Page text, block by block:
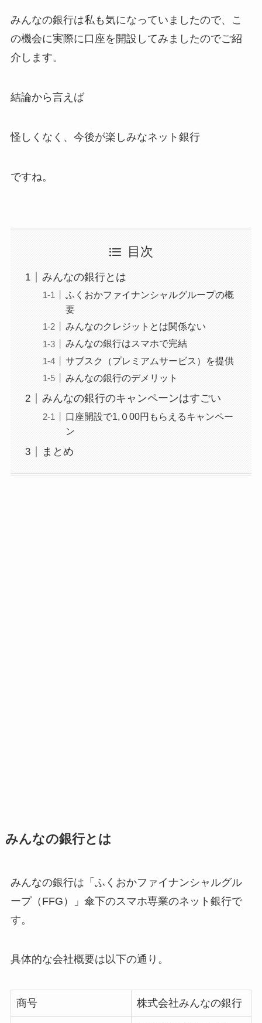
みんなの銀行は私も気になっていましたので、こ
の機会に実際に口座を開設してみましたのでご紹
介します。
結論から言えば
怪しくなく、今後が楽しみなネット銀行
ですね。
目次
みんなの銀行とは
ふくおかファイナンシャルグループの概
要
みんなのクレジットとは関係ない
みんなの銀行はスマホで完結
サブスク（プレミアムサービス）を提供
みんなの銀行のデメリット
みんなの銀行のキャンペーンはすごい
口座開設で1,０00円もらえるキャンペー
ン
まとめ
みんなの銀行とは
みんなの銀行は「ふくおかファイナンシャルグル
ープ（FFG）」傘下のスマホ専業のネット銀行で
す。
具体的な会社概要は以下の通り。
商号 株式会社みんなの銀行